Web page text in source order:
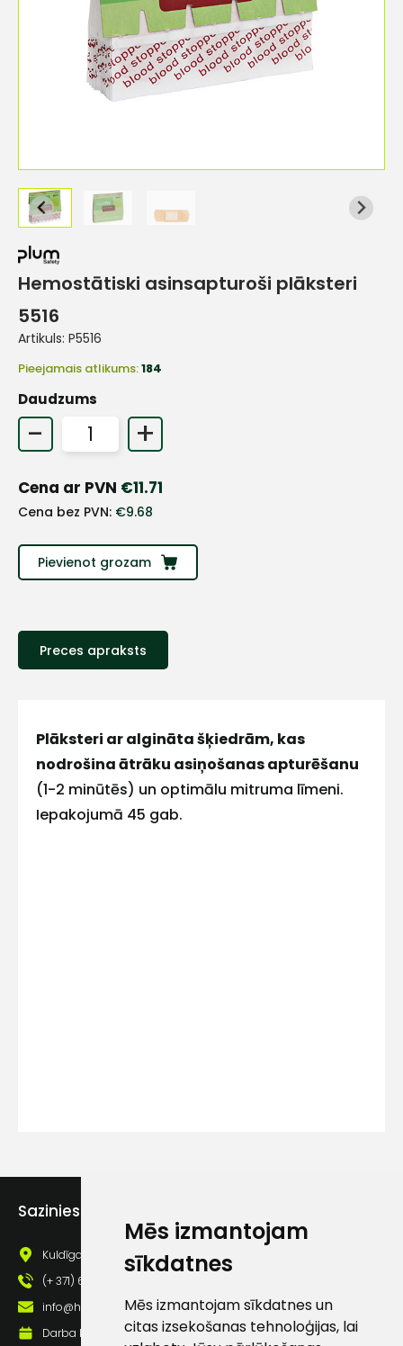
Mēs izmantojam
sīkdatnes
Mēs izmantojam sīkdatnes un
citas izsekošanas tehnoloģijas, lai
Hemostātiski asinsapturoši plāksteri
5516
Artikuls: P5516
Pieejamais atlikums:184
Daudzums
- +
Cena ar PVN €11.71
Cena bez PVN: €9.68
Pievienot grozam
Preces apraksts
Plāksteri ar algināta šķiedrām, kas
nodrošina ātrāku asiņošanas apturēšanu
(1-2 minūtēs) un optimālu mitruma līmeni.
Iepakojumā 45 gab.
Sazinies ar mums
Kuldīgas iela 69a, Saldus, Saldus nov., LV - 3801
(+ 371) 63 881 186
info@hards.lv
Darba laiks: Darbadienās: 8:00 - 17:00
Vārds
Piekrītu SIA Hards
lietošanas noteikumiem
+